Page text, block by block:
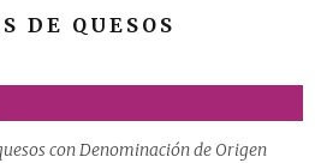
DE QUESOS
con Denominación de Origen